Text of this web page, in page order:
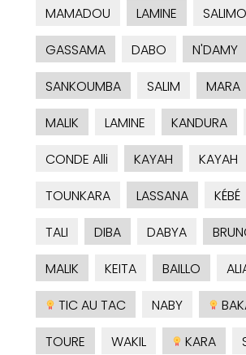
MAMADOU
LAMINE
GASSAMA
DABO N'DAMY
SANKOUMBA
SALIM MARA
MALIK
LAMINE KANDURA
CONDE Alli
KAYAH KAYAH
TOUNKARA
LASSANA KÉBÉ
TALI
DIBA DABYA
MALIK
KEITA BAILLO
TIC AU TAC
NABY
TOURE
WAKIL KARA